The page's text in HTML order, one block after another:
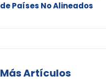
de Países No Alineados
Más Artículos